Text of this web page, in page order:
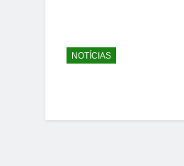
NOTÍCIAS